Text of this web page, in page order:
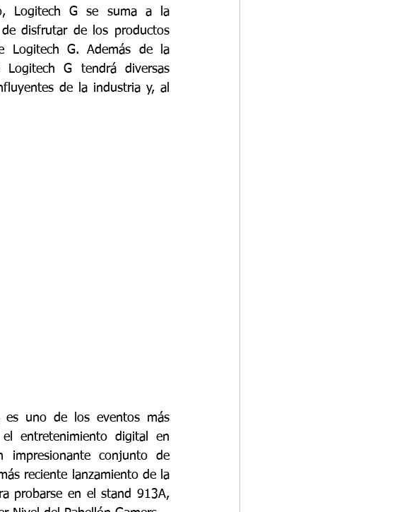
Logitech G se suma a la
disfrutar de los productos
Logitech G. Además de la
G tendrá diversas
de la industria y, al
es uno de los eventos más
entretenimiento digital en
impresionante conjunto de
reciente lanzamiento de la
probarse en el stand 913A,